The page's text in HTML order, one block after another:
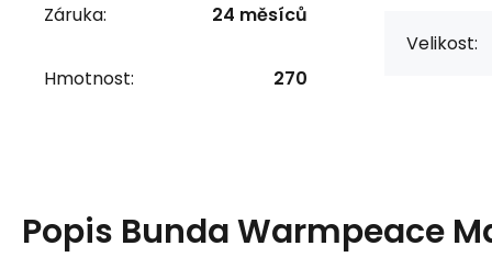
Záruka: 24 měsíců
Hmotnost: 270
Velikost:
Popis Bunda Warmpeace